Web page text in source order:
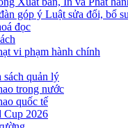
góp ý Luật sửa đổi, bổ
đọc
vi phạm hành chính
sách quản lý
trong nước
quốc tế
Cup 2026